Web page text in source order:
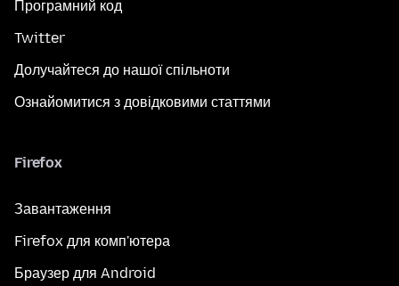
Програмний код
Twitter
Долучайтеся до нашої спільноти
Ознайомитися з довідковими статтями
Firefox
Завантаження
Firefox для комп'ютера
Браузер для Android